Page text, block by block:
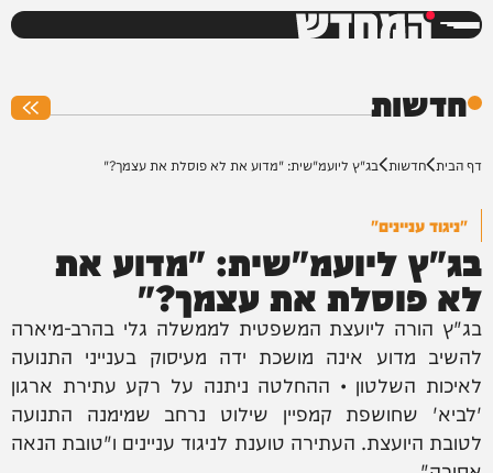
המחדש
חדשות
דף הבית חדשות בג"ץ ליועמ"שית: "מדוע את לא פוסלת את עצמך?"
"ניגוד עניינים"
בג"ץ ליועמ"שית: "מדוע את
לא פוסלת את עצמך?"
בג"ץ הורה ליועצת המשפטית לממשלה גלי בהרב-מיארה
להשיב מדוע אינה מושכת ידה מעיסוק בענייני התנועה
לאיכות השלטון • ההחלטה ניתנה על רקע עתירת ארגון
'לביא' שחושפת קמפיין שילוט נרחב שמימנה התנועה
לטובת היועצת. העתירה טוענת לניגוד עניינים ו"טובת הנאה